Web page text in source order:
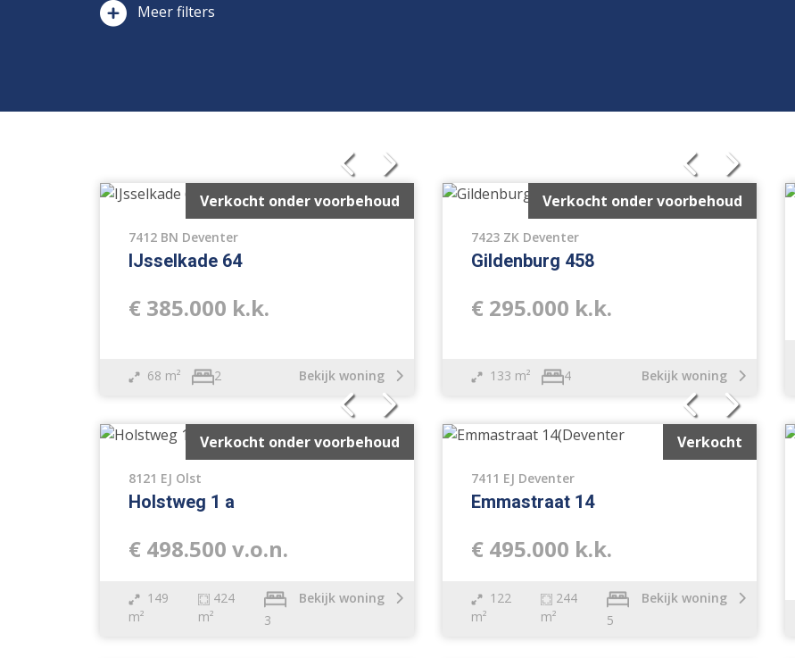
filters
Geschakelde woning 2 onder 1 kapwoning
Hoekwoning
Eindwoning Halfvrijstaande woning
Verspringend
Overige
Verkocht onder voorbehoud
7412 BN Deventer
IJsselkade 64
€ 385.000 k.k.
68 m² 2 Bekijk woning
Verkocht onder voorbehoud
7423 ZK Deventer
Gildenburg 458
€ 295.000 k.k.
133 m² 4 Bekijk woning
Verkocht onder voorbehoud
8121 EJ Olst
Holstweg 1 a
€ 498.500 v.o.n.
149
m²
424
m²
3
Bekijk woning
Verkocht
7411 EJ Deventer
Emmastraat 14
€ 495.000 k.k.
122
m²
244
m²
5
Bekijk woning